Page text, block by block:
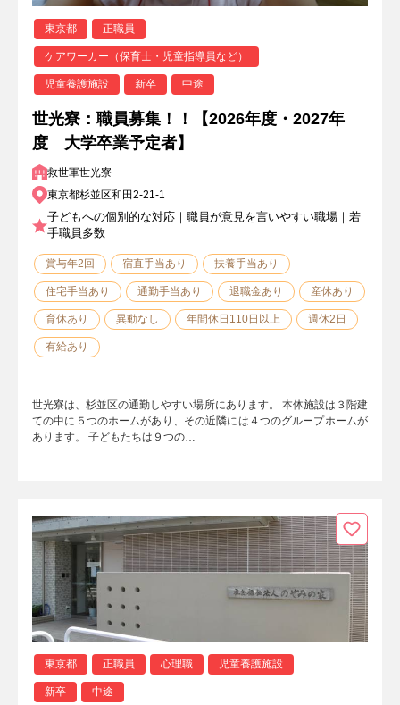
東京都 正職員
ケアワーカー（保育士・児童指導員など）
児童養護施設 新卒 中途
世光寮：職員募集！！【2026年度・2027年
度 大学卒業予定者】
救世軍世光寮
東京都杉並区和田2-21-1
子どもへの個別的な対応｜職員が意見を言いやすい職場｜若
手職員多数
賞与年2回 宿直手当あり 扶養手当あり
住宅手当あり 通勤手当あり 退職金あり 産休あり
育休あり 異動なし 年間休日110日以上 週休2日
有給あり
世光寮は、杉並区の通勤しやすい場所にあります。 本体施設は３階建
ての中に５つのホームがあり、その近隣には４つのグループホームが
あります。 子どもたちは９つの…
東京都 正職員 心理職 児童養護施設
新卒 中途